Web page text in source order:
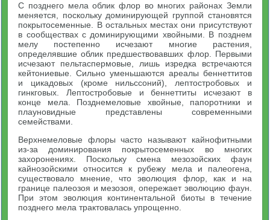
С позднего мела облик флор во многих районах Земли
меняется, поскольку доминирующей группой становятся
покрытосеменные. В остальных местах они присутствуют
в сообществах с доминирующими хвойными. В позднем
мелу постепенно исчезают многие растения,
определявшие облик предшествовавших флор. Первыми
исчезают пельтаспермовые, лишь изредка встречаются
кейтониевые. Сильно уменьшаются ареалы беннеттитов
и цикадовых (кроме нильссоний), лептостробовых и
гинкговых. Лептостробовые и беннеттиты исчезают в
конце мела. Позднемеловые хвойные, папоротники и
плауновидные представлены современными
семействами.
Верхнемеловые флоры часто называют кайнофитными
из-за доминирования покрытосеменных во многих
захоронениях. Поскольку смена мезозойских фаун
кайнозойскими относится к рубежу мела и палеогена,
существовало мнение, что эволюция флор, как и на
границе палеозоя и мезозоя, опережает эволюцию фаун.
При этом эволюция континентальной биоты в течение
позднего мела трактовалась упрощенно.